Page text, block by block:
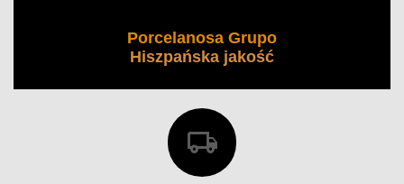
Porcelanosa Grupo
Hiszpańska jakość